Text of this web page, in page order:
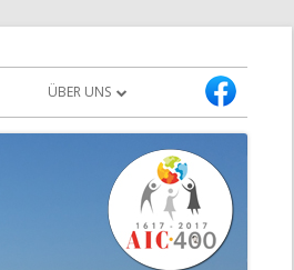
ÜBER UNS
PRESSETEXT & BILDER